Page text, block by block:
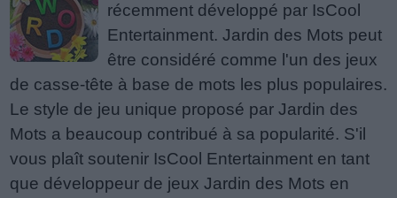
récemment développé par IsCool
Entertainment. Jardin des Mots peut
être considéré comme l'un des jeux
de casse-tête à base de mots les plus populaires.
Le style de jeu unique proposé par Jardin des
Mots a beaucoup contribué à sa popularité. S'il
vous plaît soutenir IsCool Entertainment en tant
que développeur de jeux Jardin des Mots en